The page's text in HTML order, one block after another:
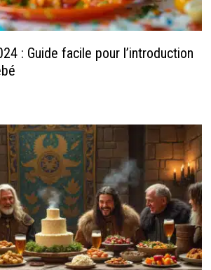
: Guide facile pour l’introduction